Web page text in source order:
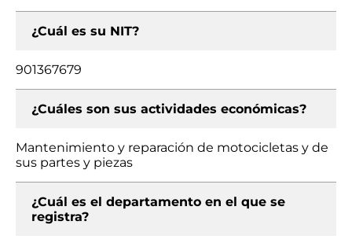
¿Cuál es su NIT?
901367679
¿Cuáles son sus actividades económicas?
Mantenimiento y reparación de motocicletas y de
sus partes y piezas
¿Cuál es el departamento en el que se
registra?